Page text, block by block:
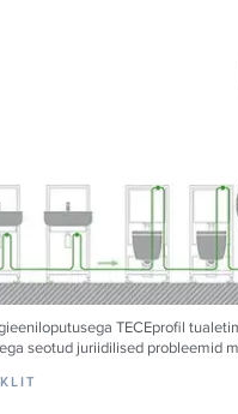
TECEprofil
seotud juriidilised probleemid